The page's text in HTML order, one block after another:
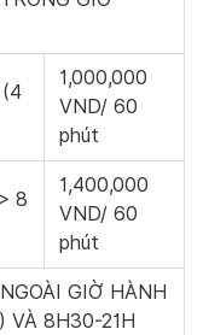
1,000,000
VND/ 60
phút
8
1,400,000
VND/ 60
phút
GIỜ HÀNH
VÀ 8H30-21H